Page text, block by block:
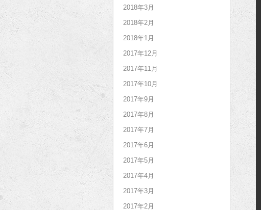
2018年3月
2018年2月
2018年1月
2017年12月
2017年11月
2017年10月
2017年9月
2017年8月
2017年7月
2017年6月
2017年5月
2017年4月
2017年3月
2017年2月